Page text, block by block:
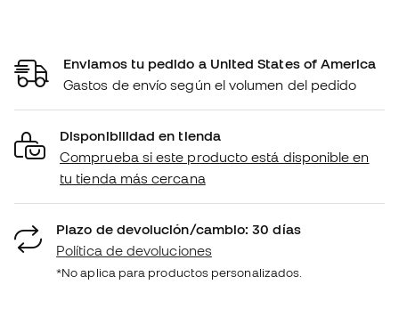
Enviamos tu pedido a United States of America
Gastos de envío según el volumen del pedido
Disponibilidad en tienda
Comprueba si este producto está disponible en
tu tienda más cercana
Plazo de devolución/cambio: 30 días
Política de devoluciones
*No aplica para productos personalizados.